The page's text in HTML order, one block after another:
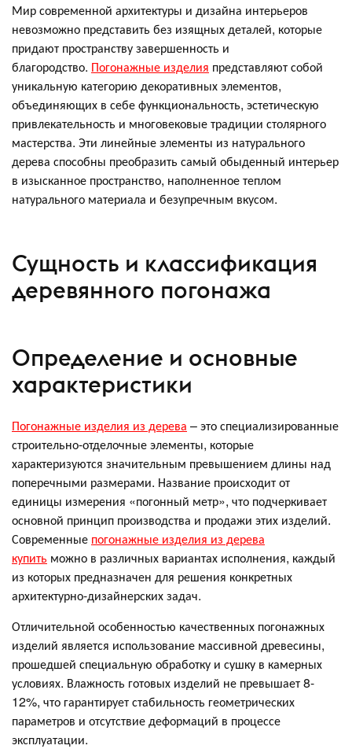
Мир современной архитектуры и дизайна интерьеров
невозможно представить без изящных деталей, которые
придают пространству завершенность и
благородство. Погонажные изделия представляют собой
уникальную категорию декоративных элементов,
объединяющих в себе функциональность, эстетическую
привлекательность и многовековые традиции столярного
мастерства. Эти линейные элементы из натурального
дерева способны преобразить самый обыденный интерьер
в изысканное пространство, наполненное теплом
натурального материала и безупречным вкусом.
Сущность и классификация
деревянного погонажа
Определение и основные
характеристики
Погонажные изделия из дерева – это специализированные
строительно-отделочные элементы, которые
характеризуются значительным превышением длины над
поперечными размерами. Название происходит от
единицы измерения «погонный метр», что подчеркивает
основной принцип производства и продажи этих изделий.
Современные погонажные изделия из дерева
купить можно в различных вариантах исполнения, каждый
из которых предназначен для решения конкретных
архитектурно-дизайнерских задач.
Отличительной особенностью качественных погонажных
изделий является использование массивной древесины,
прошедшей специальную обработку и сушку в камерных
условиях. Влажность готовых изделий не превышает 8-
12%, что гарантирует стабильность геометрических
параметров и отсутствие деформаций в процессе
эксплуатации.